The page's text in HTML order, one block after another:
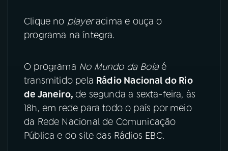
Clique no playeracima e ouça o
programa na íntegra.
O programa No Mundo da Bolaé
transmitido pela Rádio Nacional do Rio
de Janeiro,de segunda a sexta-feira, às
18h, em rede para todo o país por meio
da Rede Nacional de Comunicação
Pública e do site das Rádios EBC.